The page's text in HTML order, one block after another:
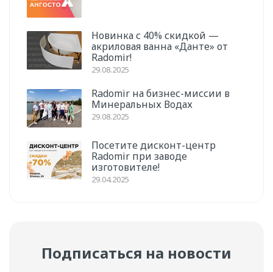
Новинка с 40% скидкой —
акриловая ванна «Данте» от
Radomir!
29.08.2025
Radomir на бизнес-миссии в
Минеральных Водах
29.08.2025
Посетите дисконт-центр
Radomir при заводе
изготовителе!
29.04.2025
Подписаться на новости